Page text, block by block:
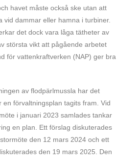
havet måste också ske utan att
vid dammar eller hamna i turbiner.
det dock vara låga tätheter av
största vikt att pågående arbetet
för vattenkraftverken (NAP) ger bra
av flodpärlmussla har det
en förvaltningsplan tagits fram. Vid
i januari 2023 samlades tankar
en plan. Ett förslag diskuterades
den 12 mars 2024 och ett
den 19 mars 2025. Den